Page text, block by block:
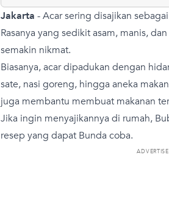
Jakarta -Acar sering disajikan
Rasanya yang sedikit asam, manis,
semakin nikmat.
Biasanya, acar dipadukan dengan
sate, nasi goreng, hingga aneka
juga membantu membuat makanan
Jika ingin menyajikannya di rumah,
resep yang dapat Bunda coba.